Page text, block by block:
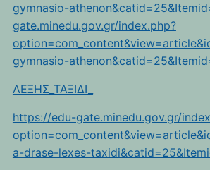
gymnasio-
gate.minedu.gov.gr/index.php?
gymnasio-
ΛΕΞΗΣ_ΤΑΞΙΔΙ_
https://edu-gate.minedu.gov.gr/
a-drase-lexes-